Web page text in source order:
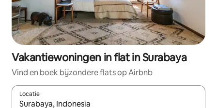
Vakantiewoningen in flat in Surabaya
Vind en boek bijzondere flats op Airbnb
Locatie
Wanneer er suggesties beschikbaar zijn, maak je een keuze